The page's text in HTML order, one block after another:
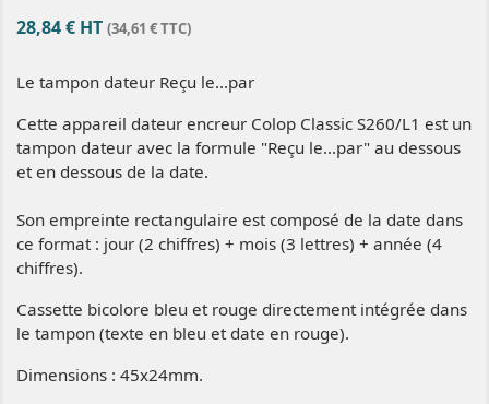
28,84 € HT (34,61 € TTC)
Le tampon dateur Reçu le...par
Cette appareil dateur encreur Colop Classic S260/L1 est un
tampon dateur avec la formule "Reçu le...par" au dessous
et en dessous de la date.
Son empreinte rectangulaire est composé de la date dans
ce format : jour (2 chiffres) + mois (3 lettres) + année (4
chiffres).
Cassette bicolore bleu et rouge directement intégrée dans
le tampon (texte en bleu et date en rouge).
Dimensions : 45x24mm.